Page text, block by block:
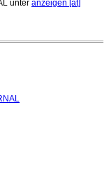
unter anzeigen [at]